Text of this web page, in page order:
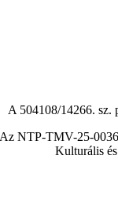
A 504108/14266. sz.
Az NTP-TMV-25-
Kulturális